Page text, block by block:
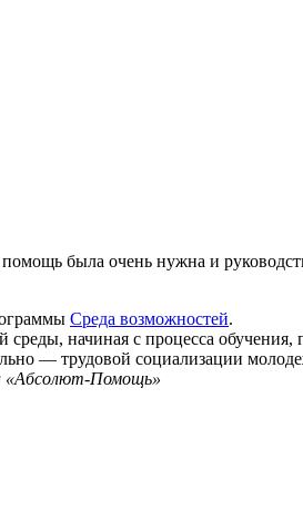
была очень нужна и
Среда возможностей.
начиная с процесса обучения,
— трудовой социализации
«Абсолют-Помощь»